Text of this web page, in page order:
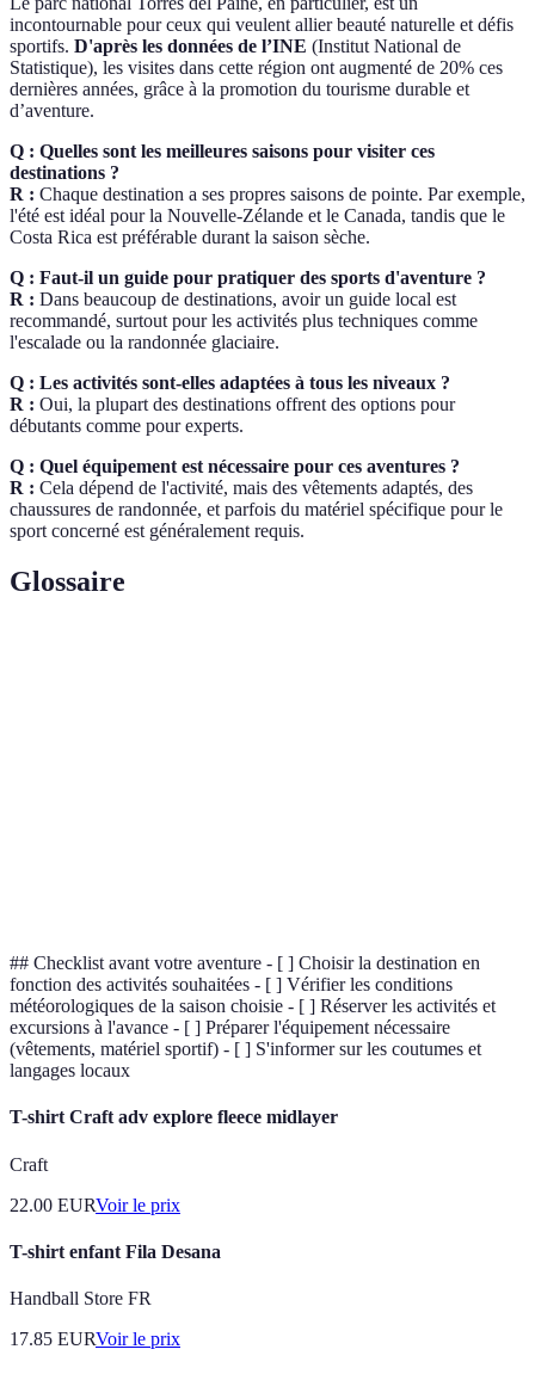
incontournable pour ceux qui veulent allier beauté naturelle et défis
sportifs. D'après les données de l’INE (Institut National de
Statistique), les visites dans cette région ont augmenté de 20% ces
dernières années, grâce à la promotion du tourisme durable et
d’aventure.
Q : Quelles sont les meilleures saisons pour visiter ces
destinations ?
R : Chaque destination a ses propres saisons de pointe. Par exemple,
l'été est idéal pour la Nouvelle-Zélande et le Canada, tandis que le
Costa Rica est préférable durant la saison sèche.
Q : Faut-il un guide pour pratiquer des sports d'aventure ?
R : Dans beaucoup de destinations, avoir un guide local est
recommandé, surtout pour les activités plus techniques comme
l'escalade ou la randonnée glaciaire.
Q : Les activités sont-elles adaptées à tous les niveaux ?
R : Oui, la plupart des destinations offrent des options pour
débutants comme pour experts.
Q : Quel équipement est nécessaire pour ces aventures ?
R : Cela dépend de l'activité, mais des vêtements adaptés, des
chaussures de randonnée, et parfois du matériel spécifique pour le
sport concerné est généralement requis.
Glossaire
## Checklist avant votre aventure - [ ] Choisir la destination en
fonction des activités souhaitées - [ ] Vérifier les conditions
météorologiques de la saison choisie - [ ] Réserver les activités et
excursions à l'avance - [ ] Préparer l'équipement nécessaire
(vêtements, matériel sportif) - [ ] S'informer sur les coutumes et
langages locaux
T-shirt Craft adv explore fleece midlayer
Craft
22.00 EURVoir le prix
T-shirt enfant Fila Desana
Handball Store FR
17.85 EURVoir le prix